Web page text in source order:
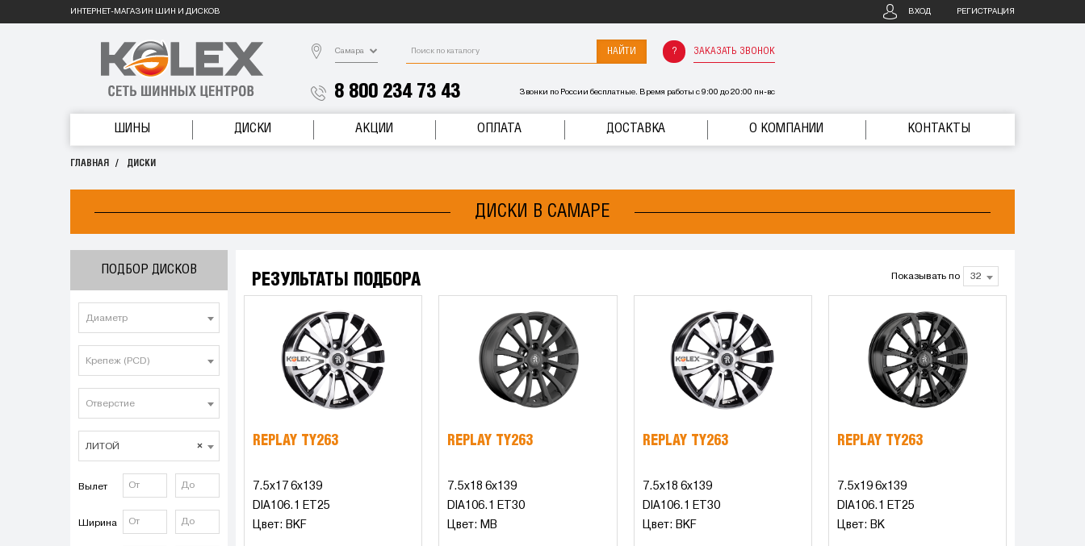
ИНТЕРНЕТ-МАГАЗИН ШИН И ДИСКОВ ВХОД РЕГИСТРАЦИЯ
Самара НАЙТИ ЗАКАЗАТЬ ЗВОНОК
8 800 234 73 43 Звонки по России бесплатные. Время работы с 9:00 до 20:00 пн-вс
ШИНЫ ДИСКИ АКЦИИ ОПЛАТА ДОСТАВКА О КОМПАНИИ КОНТАКТЫ
ГЛАВНАЯ ДИСКИ
ДИСКИ В САМАРЕ
ПОДБОР ДИСКОВ
Диаметр
Крепеж (PCD)
Отверстие
×
ЛИТОЙ
Вылет
Ширина
РЕЗУЛЬТАТЫ ПОДБОРА Показывать по 32
REPLAY TY263
7.5x17 6x139
DIA106.1 ET25
Цвет: BKF
REPLAY TY263
7.5x18 6x139
DIA106.1 ET30
Цвет: MB
REPLAY TY263
7.5x18 6x139
DIA106.1 ET30
Цвет: BKF
REPLAY TY263
7.5x19 6x139
DIA106.1 ET25
Цвет: BK